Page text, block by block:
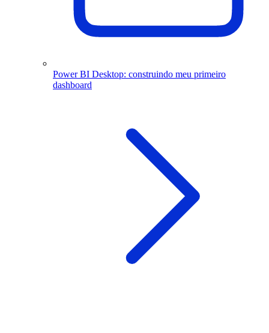
Power BI Desktop: construindo meu primeiro
dashboard